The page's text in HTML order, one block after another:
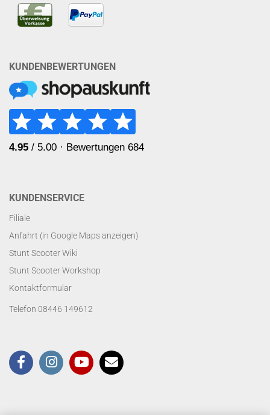
KUNDENBEWERTUNGEN
KUNDENSERVICE
Filiale
Anfahrt (in Google Maps anzeigen)
Stunt Scooter Wiki
Stunt Scooter Workshop
Kontaktformular
Telefon 08446 149612